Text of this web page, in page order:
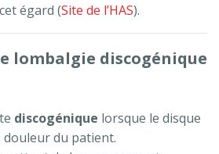
égard (Site de l’HAS).
lombalgie discogénique
discogénique lorsque le disque
douleur du patient.